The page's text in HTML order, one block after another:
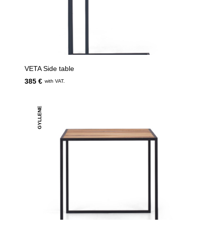
VETA Side table
385 € with VAT.
GYLLENE